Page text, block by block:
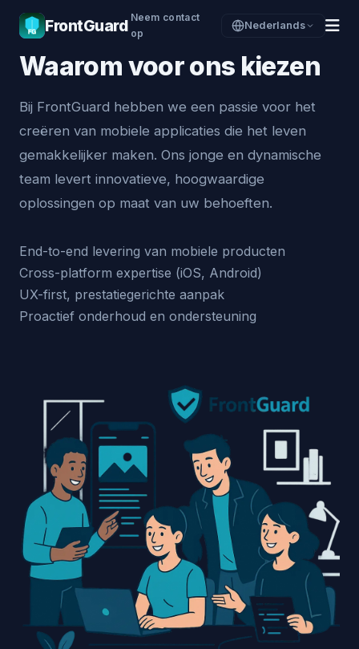
FrontGuard Neem contact
op
Nederlands
Waarom voor ons kiezen
Bij FrontGuard hebben we een passie voor het
creëren van mobiele applicaties die het leven
gemakkelijker maken. Ons jonge en dynamische
team levert innovatieve, hoogwaardige
oplossingen op maat van uw behoeften.
End-to-end levering van mobiele producten
Cross-platform expertise (iOS, Android)
UX-first, prestatiegerichte aanpak
Proactief onderhoud en ondersteuning